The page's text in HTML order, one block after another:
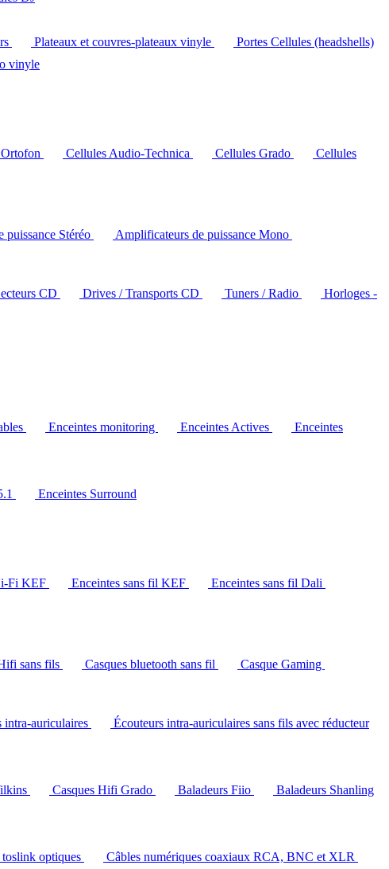
Plateaux et couvres-plateaux vinyle
Portes Cellules (headshells)
vinyle
Cellules Audio-Technica Cellules Grado
Cellules
puissance Stéréo
Amplificateurs de puissance Mono
CD Drives / Transports CD Tuners / Radio
Horloges -
Enceintes monitoring Enceintes Actives
Enceintes
Enceintes Surround
Fi KEF Enceintes sans fil KEF
Enceintes sans fil Dali
sans fils Casques bluetooth sans fil
Casque Gaming
intra-auriculaires
Écouteurs intra-auriculaires sans fils avec réducteur
Casques Hifi Grado Baladeurs Fiio
Baladeurs Shanling
toslink optiques
Câbles numériques coaxiaux RCA, BNC et XLR